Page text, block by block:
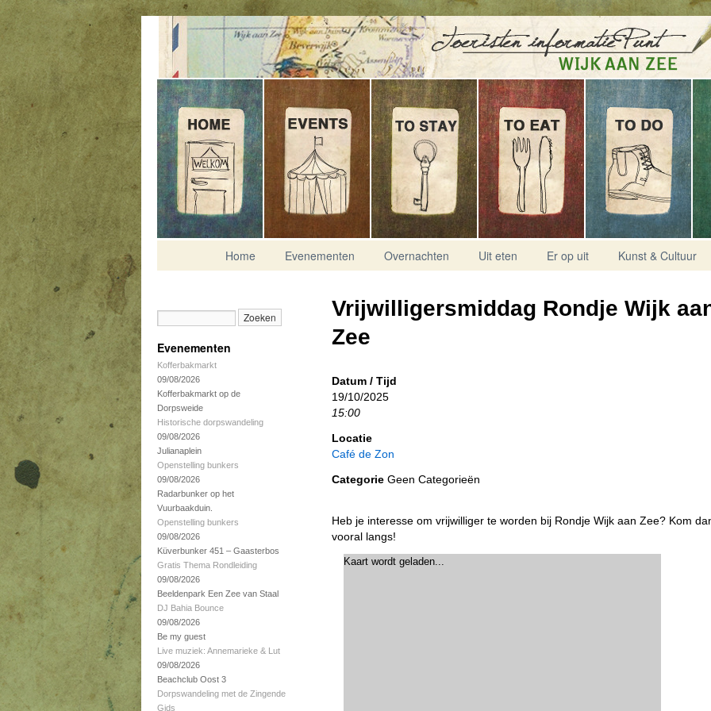
Contact
Home Evenementen Overnachten Uit eten Er op uit Kunst & Cultuur
Evenementen
Kofferbakmarkt
09/08/2026
Kofferbakmarkt op de
Dorpsweide
Historische dorpswandeling
09/08/2026
Julianaplein
Openstelling bunkers
09/08/2026
Radarbunker op het
Vuurbaakduin.
Openstelling bunkers
09/08/2026
Küverbunker 451 – Gaasterbos
Gratis Thema Rondleiding
09/08/2026
Beeldenpark Een Zee van Staal
DJ Bahia Bounce
09/08/2026
Be my guest
Live muziek: Annemarieke & Lut
09/08/2026
Beachclub Oost 3
Dorpswandeling met de Zingende
Gids
Vrijwilligersmiddag Rondje Wijk
Zee
Datum / Tijd
19/10/2025
15:00
Locatie
Café de Zon
Categorie Geen Categorieën
Heb je interesse om vrijwilliger te worden bij Rondje Wijk aan Zee? Kom
vooral langs!
Kaart wordt geladen...